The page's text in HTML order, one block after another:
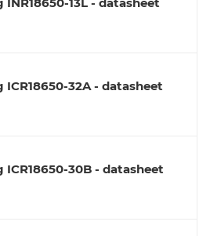
ICR18650-32A - datasheet
ICR18650-30B - datasheet